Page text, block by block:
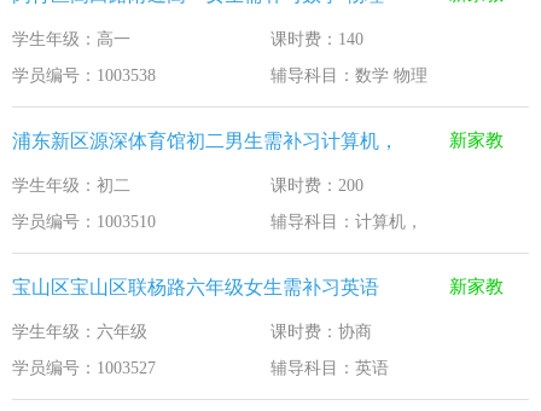
学生年级：高一
课时费：140
学员编号：1003538
辅导科目：数学 物理
浦东新区源深体育馆初二男生需补习计算机， 新家教
学生年级：初二
课时费：200
学员编号：1003510
辅导科目：计算机，
宝山区宝山区联杨路六年级女生需补习英语 新家教
学生年级：六年级
课时费：协商
学员编号：1003527
辅导科目：英语